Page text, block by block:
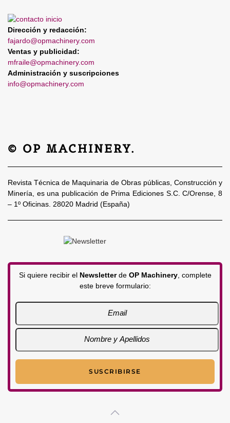
Dirección y redacción:
fajardo@opmachinery.com
Ventas y publicidad:
mfraile@opmachinery.com
Administración y suscripciones
info@opmachinery.com
© OP MACHINERY.
Revista Técnica de Maquinaria de Obras públicas, Construcción y
Minería, es una publicación de Prima Ediciones S.C. C/Orense, 8
– 1º Oficinas. 28020 Madrid (España)
Si quiere recibir el Newsletterde OP Machinery, complete
este breve formulario: